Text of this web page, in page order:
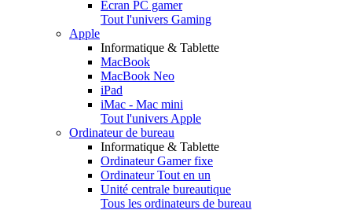
Ecran PC gamer
Tout l'univers Gaming
Apple
Informatique & Tablette
MacBook
MacBook Neo
iPad
iMac - Mac mini
Tout l'univers Apple
Ordinateur de bureau
Informatique & Tablette
Ordinateur Gamer fixe
Ordinateur Tout en un
Unité centrale bureautique
Tous les ordinateurs de bureau